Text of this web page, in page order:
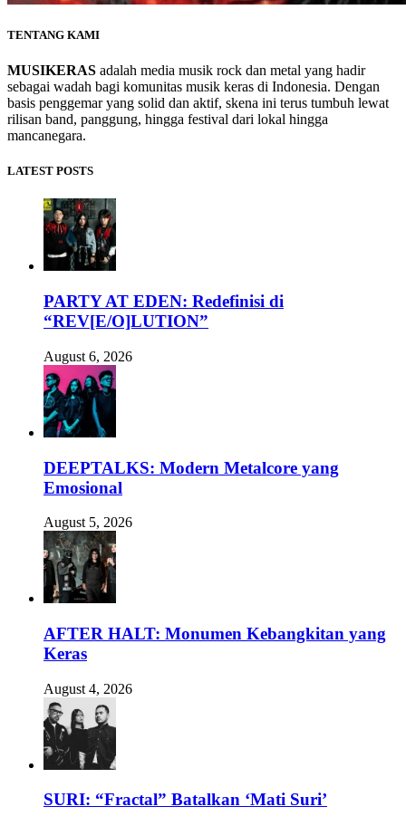
TENTANG KAMI
MUSIKERAS adalah media musik rock dan metal yang hadir
sebagai wadah bagi komunitas musik keras di Indonesia. Dengan
basis penggemar yang solid dan aktif, skena ini terus tumbuh lewat
rilisan band, panggung, hingga festival dari lokal hingga
mancanegara.
LATEST POSTS
PARTY AT EDEN: Redefinisi di
“REV[E/O]LUTION”
August 6, 2026
DEEPTALKS: Modern Metalcore yang
Emosional
August 5, 2026
AFTER HALT: Monumen Kebangkitan yang
Keras
August 4, 2026
SURI: “Fractal” Batalkan ‘Mati Suri’